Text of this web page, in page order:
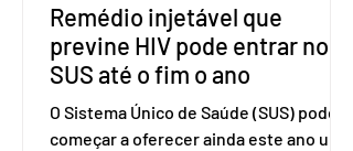
Remédio injetável que
previne HIV pode entrar no
SUS até o fim o ano
O Sistema Único de Saúde (SUS) pode
começar a oferecer ainda este ano uma